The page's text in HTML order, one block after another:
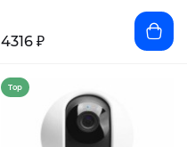
4316 ₽
Top